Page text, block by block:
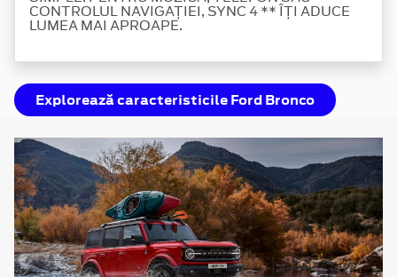
CONTROLUL NAVIGAȚIEI, SYNC 4 ** ÎȚI ADUCE
LUMEA MAI APROAPE.
Explorează caracteristicile Ford Bronco